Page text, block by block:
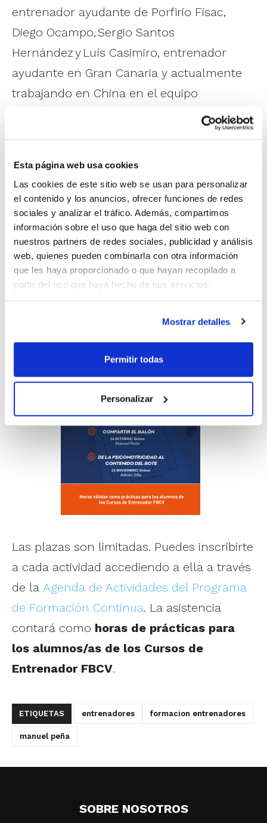
Esta página web usa cookies
Las cookies de este sitio web se usan para personalizar
el contenido y los anuncios, ofrecer funciones de redes
sociales y analizar el tráfico. Además, compartimos
información sobre el uso que haga del sitio web con
nuestros partners de redes sociales, publicidad y análisis
web, quienes pueden combinarla con otra información
que les haya proporcionado o que hayan recopilado a
partir del uso que haya hecho de sus servicios.
Mostrar detalles
Permitir todas
Personalizar
entrenador ayudante de Porfirio Fisac,
Diego Ocampo, Sergio Santos
Hernández y Luís Casimiro, entrenador
ayudante en Gran Canaria y actualmente
trabajando en China en el equipo
Con Manuel Peña profundizaremos acerca
del pase, desde la técnica a la táctica y
cómo se integra en el juego en etapas de
Las plazas son limitadas. Puedes inscribirte
a cada actividad accediendo a ella a través
de la Agenda de Actividades del Programa
de Formación Continua. La asistencia
contará como horas de prácticas para
los alumnos/as de los Cursos de
Entrenador FBCV.
ETIQUETAS entrenadores formacion entrenadores
manuel peña
SOBRE NOSOTROS